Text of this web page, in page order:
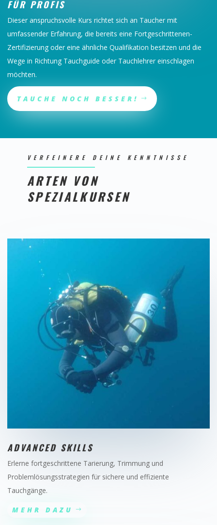
FÜR PROFIS
Dieser anspruchsvolle Kurs richtet sich an Taucher mit
umfassender Erfahrung, die bereits eine Fortgeschrittenen-
Zertifizierung oder eine ähnliche Qualifikation besitzen und die
Wege in Richtung Tauchguide oder Tauchlehrer einschlagen
möchten.
TAUCHE NOCH BESSER!
VERFEINERE DEINE KENNTNISSE
ARTEN VON
SPEZIALKURSEN
ADVANCED SKILLS
Erlerne fortgeschrittene Tarierung, Trimmung und
Problemlösungsstrategien für sichere und effiziente
Tauchgänge.
MEHR DAZU